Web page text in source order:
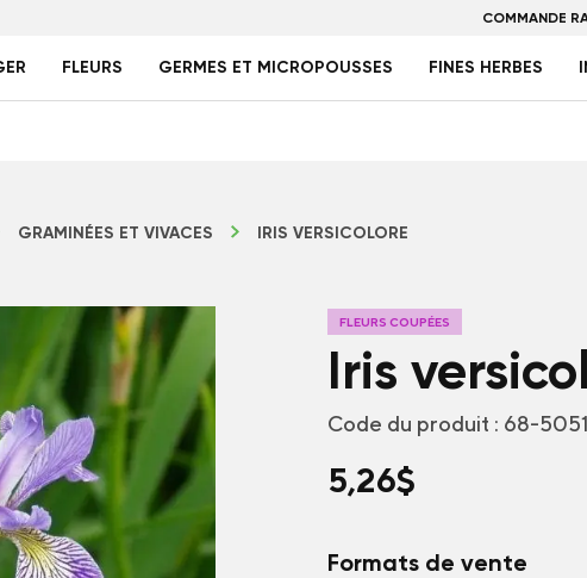
COMMANDE
FLEURS GERMES ET MICROPOUSSES FINES HERBES
GRAMINÉES ET VIVACES IRIS VERSICOLORE
FLEURS COUPÉES
Iris
Code du produit : 68-
5,26$
Formats de vente